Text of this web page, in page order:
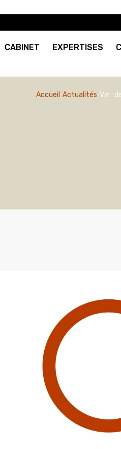
CABINET EXPERTISES
Accueil Actualités Vin :